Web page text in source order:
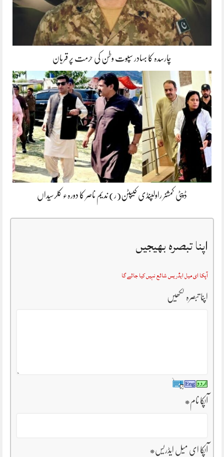
چارسدہ کا بہادر سپوت وطن کی حرمت پر قربان
ڈپٹی کمشنر راولپنڈی کیپٹن(ر) ندیم ناصر کا دورہء کلرسیداں
اپنا تبصرہ بھیجیں
آپکا ای میل ایڈریس شائع نہیں کیا جائے گا
اپنا تبصرہ لکھیں
آپکا نام*
آپکا ای میل ایڈریس*